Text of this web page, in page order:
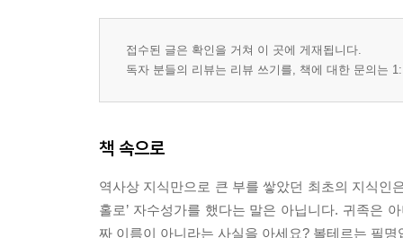
접수된 글은 확인을 거쳐 이 곳에 게재됩니다.
독자 분들의 리뷰는 리뷰 쓰기를, 책에 대한 문의는
책 속으로
역사상 지식만으로 큰 부를 쌓았던 최초의 지식인
홀로’ 자수성가를 했다는 말은 아닙니다. 귀족은
짜 이름이 아니라는 사실을 아세요? 볼테르는 필